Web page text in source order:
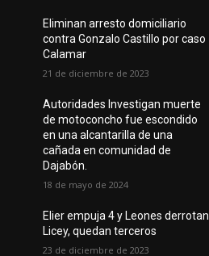
Eliminan arresto domiciliario
contra Gonzalo Castillo por caso
Calamar
21 de diciembre de 2023
Autoridades Investigan muerte
de motoconcho fue escondido
en una alcantarilla de una
cañada en comunidad de
Dajabón.
18 de mayo de 2024
Elier empuja 4 y Leones derrotan
Licey, quedan terceros
23 de diciembre de 2023